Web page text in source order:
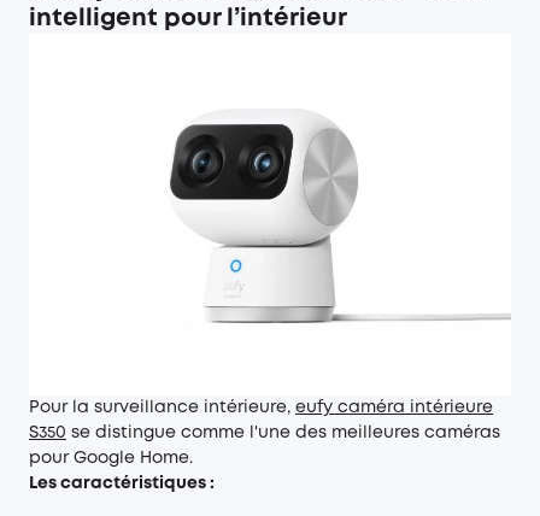
intelligent pour l’intérieur
Pour la surveillance intérieure, eufy caméra intérieure
S350 se distingue comme l'une des meilleures caméras
pour Google Home.
Les caractéristiques :